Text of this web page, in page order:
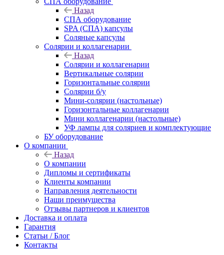
Назад
СПА оборудование
SPA (СПА) капсулы
Соляные капсулы
Солярии и коллагенарии
Назад
Солярии и коллагенарии
Вертикальные солярии
Горизонтальные солярии
Солярии б/у
Мини-солярии (настольные)
Горизонтальные коллагенарии
Мини коллагенарии (настольные)
УФ лампы для соляриев и комплектующие
БУ оборудование
О компании
Назад
О компании
Дипломы и сертификаты
Клиенты компании
Направления деятельности
Наши преимущества
Отзывы партнеров и клиентов
Доставка и оплата
Гарантия
Статьи / Блог
Контакты